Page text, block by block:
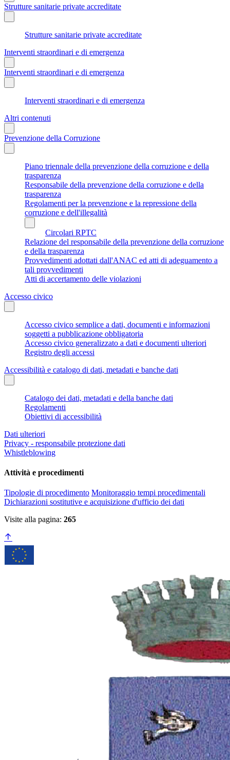
Strutture sanitarie private accreditate
Strutture sanitarie private accreditate
Interventi straordinari e di emergenza
Interventi straordinari e di emergenza
Interventi straordinari e di emergenza
Altri contenuti
Prevenzione della Corruzione
Piano triennale della prevenzione della corruzione e della
trasparenza
Responsabile della prevenzione della corruzione e della
trasparenza
Regolamenti per la prevenzione e la repressione della
corruzione e dell'illegalità
Circolari RPTC
Relazione del responsabile della prevenzione della corruzione
e della trasparenza
Provvedimenti adottati dall'ANAC ed atti di adeguamento a
tali provvedimenti
Atti di accertamento delle violazioni
Accesso civico
Accesso civico semplice a dati, documenti e informazioni
soggetti a pubblicazione obbligatoria
Accesso civico generalizzato a dati e documenti ulteriori
Registro degli accessi
Accessibilità e catalogo di dati, metadati e banche dati
Catalogo dei dati, metadati e della banche dati
Regolamenti
Obiettivi di accessibilità
Dati ulteriori
Privacy - responsabile protezione dati
Whistleblowing
Attività e procedimenti
Tipologie di procedimento Monitoraggio tempi procedimentali
Dichiarazioni sostitutive e acquisizione d'ufficio dei dati
Visite alla pagina: 265